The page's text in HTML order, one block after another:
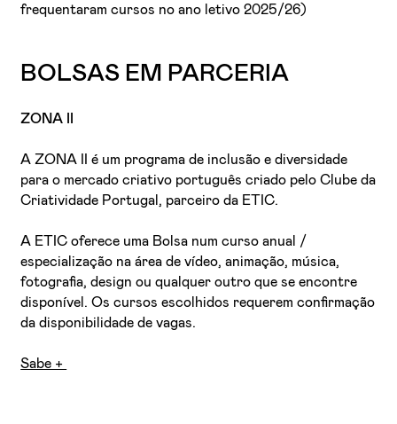
frequentaram cursos no ano letivo 2025/26)
BOLSAS EM PARCERIA
ZONA II
A ZONA II é um programa de inclusão e diversidade
para o mercado criativo português criado pelo Clube da
Criatividade Portugal, parceiro da ETIC.
A ETIC oferece uma Bolsa num curso anual /
especialização na área de vídeo, animação, música,
fotografia, design ou qualquer outro que se encontre
disponível. Os cursos escolhidos requerem confirmação
da disponibilidade de vagas.
Sabe +